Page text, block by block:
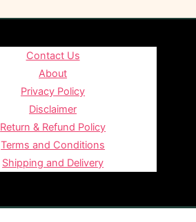
Contact Us
About
Privacy Policy
Disclaimer
Return & Refund Policy
Terms and Conditions
Shipping and Delivery